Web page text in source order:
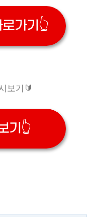
가기👆
보기🔰
기👆